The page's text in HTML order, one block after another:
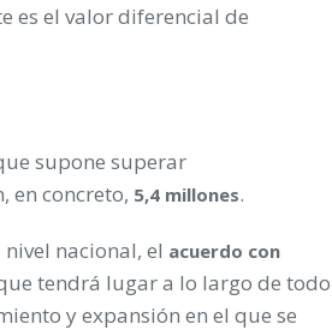
es el valor diferencial de
supone superar
en concreto, 5,4 millones.
nacional, el acuerdo con
tendrá lugar a lo largo de todo
y expansión en el que se